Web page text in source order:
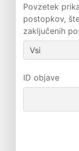
Povzetek
postopkov,
zaključenih
ID objave